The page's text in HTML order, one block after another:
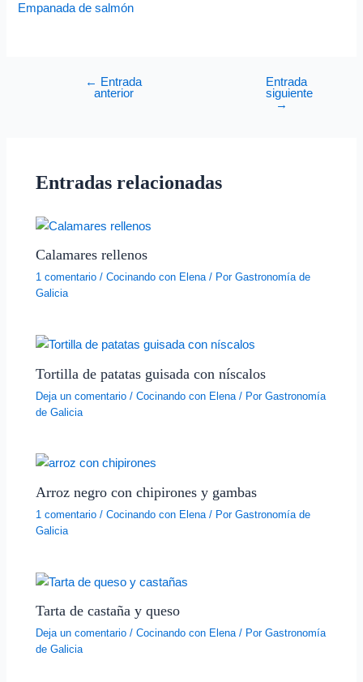
Empanada de salmón
← Entrada
anterior
Entrada
siguiente
→
Entradas relacionadas
Calamares rellenos
1 comentario /Cocinando con Elena/ PorGastronomía de
Galicia
Tortilla de patatas guisada con níscalos
Deja un comentario /Cocinando con Elena / PorGastronomía
de Galicia
Arroz negro con chipirones y gambas
1 comentario /Cocinando con Elena/ PorGastronomía de
Galicia
Tarta de castaña y queso
Deja un comentario /Cocinando con Elena/ PorGastronomía
de Galicia